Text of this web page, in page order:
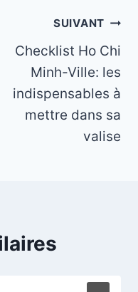
SUIVANT
Checklist Ho Chi
Minh-Ville: les
indispensables à
mettre dans sa
valise